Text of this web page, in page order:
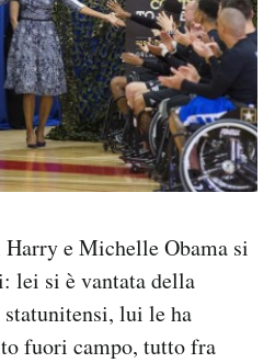
e Michelle Obama si
lei si è vantata della
lui le ha
fuori campo, tutto fra